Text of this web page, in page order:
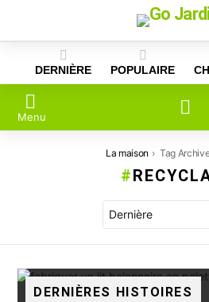
content
DERNIÈRE POPULAIRE
Menu
La maison Tag Archives:
DERNIÈRES HISTOIRES